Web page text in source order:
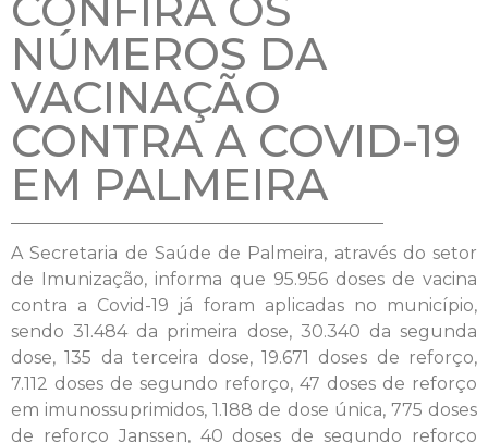
NÚMEROS DA
VACINAÇÃO
CONTRA A COVID-19
EM PALMEIRA
A Secretaria de Saúde de Palmeira, através do setor
de Imunização, informa que 95.956 doses de vacina
contra a Covid-19 já foram aplicadas no município,
sendo 31.484 da primeira dose, 30.340 da segunda
dose, 135 da terceira dose, 19.671 doses de reforço,
7.112 doses de segundo reforço, 47 doses de reforço
em imunossuprimidos, 1.188 de dose única, 775 doses
de reforço Janssen, 40 doses de segundo reforço